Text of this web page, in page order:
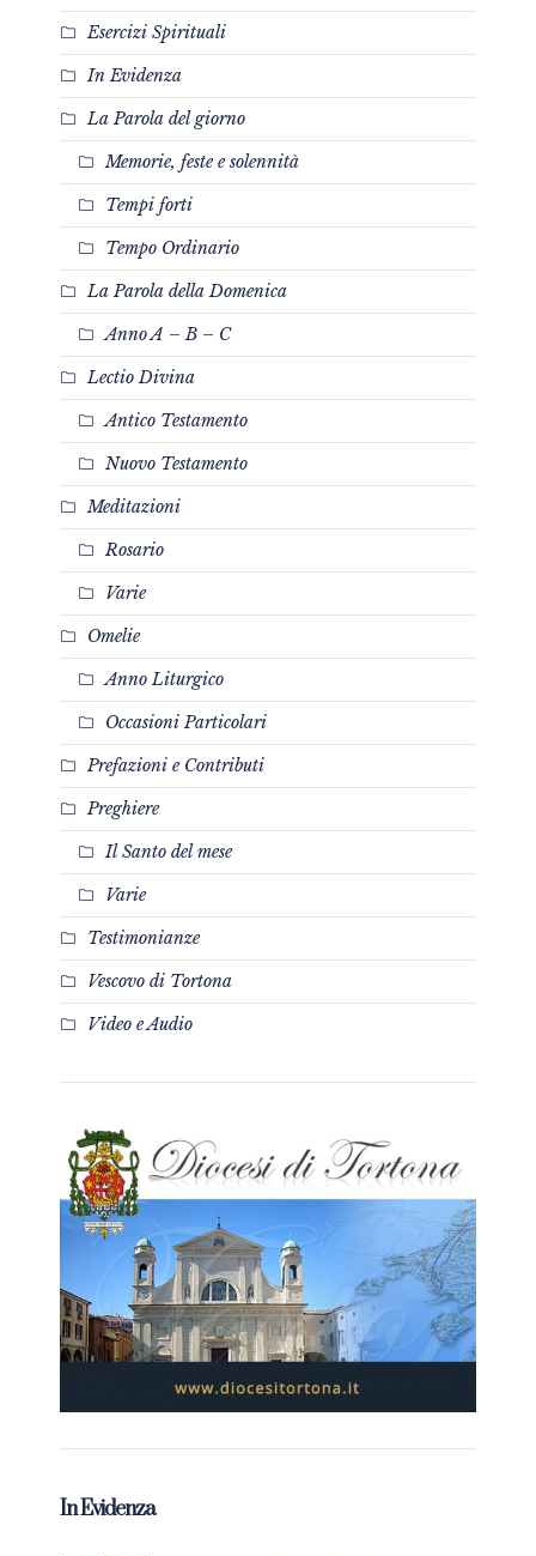
Esercizi Spirituali
In Evidenza
La Parola del giorno
Memorie, feste e solennità
Tempi forti
Tempo Ordinario
La Parola della Domenica
Anno A – B – C
Lectio Divina
Antico Testamento
Nuovo Testamento
Meditazioni
Rosario
Varie
Omelie
Anno Liturgico
Occasioni Particolari
Prefazioni e Contributi
Preghiere
Il Santo del mese
Varie
Testimonianze
Vescovo di Tortona
Video e Audio
In Evidenza